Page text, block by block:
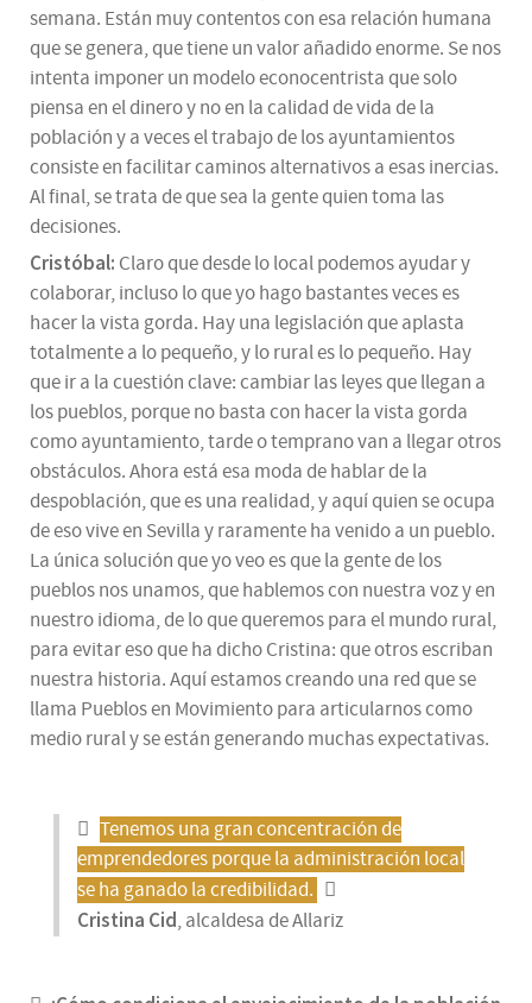
semana. Están muy contentos con esa relación humana
que se genera, que tiene un valor añadido enorme. Se nos
intenta imponer un modelo econocentrista que solo
piensa en el dinero y no en la calidad de vida de la
población y a veces el trabajo de los ayuntamientos
consiste en facilitar caminos alternativos a esas inercias.
Al final, se trata de que sea la gente quien toma las
decisiones.
Cristóbal: Claro que desde lo local podemos ayudar y
colaborar, incluso lo que yo hago bastantes veces es
hacer la vista gorda. Hay una legislación que aplasta
totalmente a lo pequeño, y lo rural es lo pequeño. Hay
que ir a la cuestión clave: cambiar las leyes que llegan a
los pueblos, porque no basta con hacer la vista gorda
como ayuntamiento, tarde o temprano van a llegar otros
obstáculos. Ahora está esa moda de hablar de la
despoblación, que es una realidad, y aquí quien se ocupa
de eso vive en Sevilla y raramente ha venido a un pueblo.
La única solución que yo veo es que la gente de los
pueblos nos unamos, que hablemos con nuestra voz y en
nuestro idioma, de lo que queremos para el mundo rural,
para evitar eso que ha dicho Cristina: que otros escriban
nuestra historia. Aquí estamos creando una red que se
llama Pueblos en Movimiento para articularnos como
medio rural y se están generando muchas expectativas.
Tenemos una gran concentración de
emprendedores porque la administración local
se ha ganado la credibilidad.
Cristina Cid, alcaldesa de Allariz